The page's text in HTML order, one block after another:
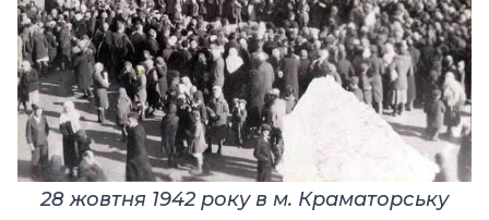
28 жовтня 1942 року в м. Краматорську